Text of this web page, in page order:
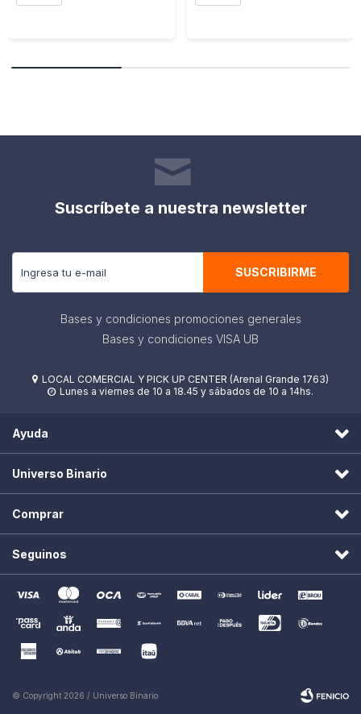
Suscríbete a nuestra newsletter
SUSCRIBIRME
Bases y condiciones promociones generales
Bases y condiciones VISA UB
 LOCAL COMERCIAL Y PICK UP CENTER (Arenal Grande 1763)
 Lunes a viernes de 10 a 18.45 y sábados de 10 a 14hs.
Ayuda
Universo Binario
Comprar
Seguinos
© Copyright 2026 / Universo Binario